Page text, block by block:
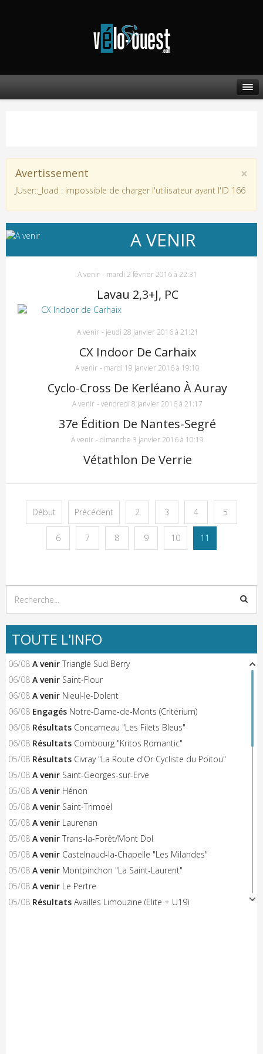
×
Avertissement
JUser::_load : impossible de charger l'utilisateur ayant l'ID 166
A VENIR
A venir - mardi 2 février 2016 à 22:31
Lavau 2,3+J, PC
A venir - jeudi 28 janvier 2016 à 21:21
CX Indoor De Carhaix
A venir - mardi 19 janvier 2016 à 19:10
Cyclo-Cross De Kerléano À Auray
A venir - vendredi 8 janvier 2016 à 21:17
37e Édition De Nantes-Segré
A venir - dimanche 3 janvier 2016 à 10:19
Vétathlon De Verrie
Début Précédent 2 3 4 5
6 7 8 9 10 11
TOUTE L'INFO
06/08 A venir Triangle Sud Berry
06/08 A venir Saint-Flour
06/08 A venir Nieul-le-Dolent
06/08 Engagés Notre-Dame-de-Monts (Critérium)
06/08 Résultats Concarneau "Les Filets Bleus"
06/08 Résultats Combourg "Kritos Romantic"
05/08 Résultats Civray "La Route d'Or Cycliste du Poitou"
05/08 A venir Saint-Georges-sur-Erve
05/08 A venir Hénon
05/08 A venir Saint-Trimoël
05/08 A venir Laurenan
05/08 A venir Trans-la-Forêt/Mont Dol
05/08 A venir Castelnaud-la-Chapelle "Les Milandes"
05/08 A venir Montpinchon "La Saint-Laurent"
05/08 A venir Le Pertre
05/08 Résultats Availles Limouzine (Elite + U19)